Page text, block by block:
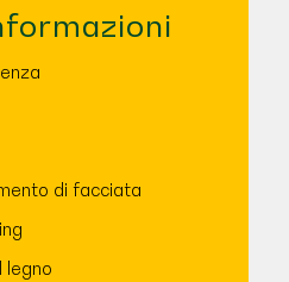
di facciata
legno